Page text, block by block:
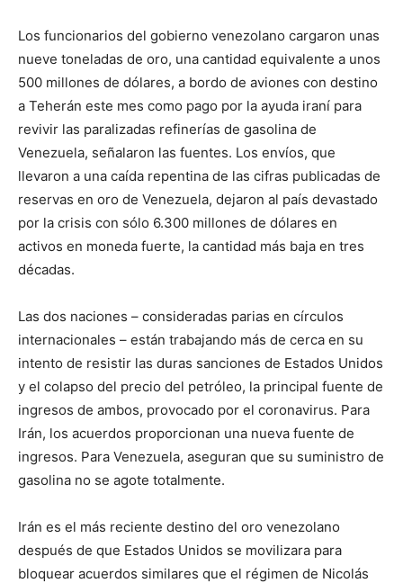
Los funcionarios del gobierno venezolano cargaron unas
nueve toneladas de oro, una cantidad equivalente a unos
500 millones de dólares, a bordo de aviones con destino
a Teherán este mes como pago por la ayuda iraní para
revivir las paralizadas refinerías de gasolina de
Venezuela, señalaron las fuentes. Los envíos, que
llevaron a una caída repentina de las cifras publicadas de
reservas en oro de Venezuela, dejaron al país devastado
por la crisis con sólo 6.300 millones de dólares en
activos en moneda fuerte, la cantidad más baja en tres
décadas.
Las dos naciones – consideradas parias en círculos
internacionales – están trabajando más de cerca en su
intento de resistir las duras sanciones de Estados Unidos
y el colapso del precio del petróleo, la principal fuente de
ingresos de ambos, provocado por el coronavirus. Para
Irán, los acuerdos proporcionan una nueva fuente de
ingresos. Para Venezuela, aseguran que su suministro de
gasolina no se agote totalmente.
Irán es el más reciente destino del oro venezolano
después de que Estados Unidos se movilizara para
bloquear acuerdos similares que el régimen de Nicolás